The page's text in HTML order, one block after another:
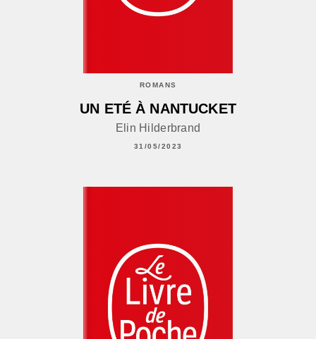
ROMANS
UN ETÉ À NANTUCKET
Elin Hilderbrand
31/05/2023